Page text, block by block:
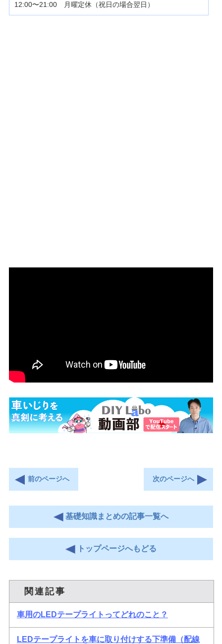
12:00〜21:00 月曜定休（祝日の場合翌日）
前のページへ 次のページへ
基礎知識まとめの記事一覧へ
トップページへもどる
関連記事
車用のLEDテープライトってどれのこと？
LEDテープライトを車に取り付けする下準備（配線